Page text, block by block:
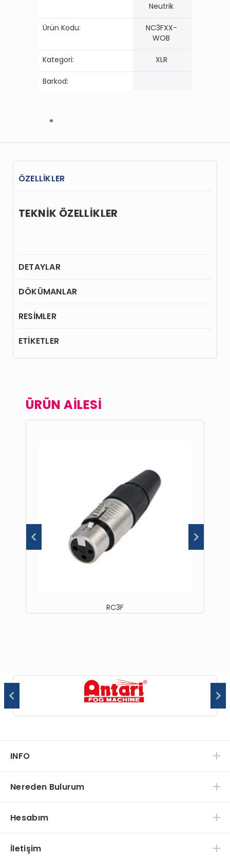
Neutrik
Ürün Kodu:
NC3FXX-
WOB
Kategori: XLR
Barkod:
ÖZELLİKLER
TEKNİK ÖZELLİKLER
DETAYLAR
DÖKÜMANLAR
RESİMLER
ETİKETLER
ÜRÜN AİLESİ
RC3F
INFO
Nereden Bulurum
Hesabım
İletişim